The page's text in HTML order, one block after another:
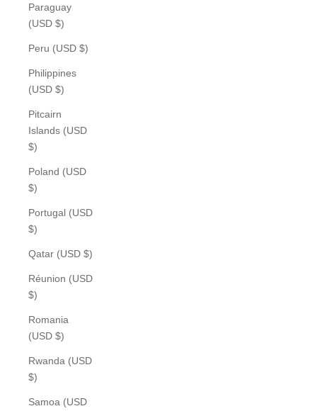
Paraguay
(USD $)
Peru (USD $)
Philippines
(USD $)
Pitcairn
Islands (USD
$)
Poland (USD
$)
Portugal (USD
$)
Qatar (USD $)
Réunion (USD
$)
Romania
(USD $)
Rwanda (USD
$)
Samoa (USD